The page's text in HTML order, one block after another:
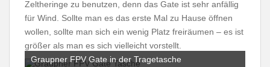
Zeltheringe zu benutzen, denn das Gate ist sehr anfällig
für Wind. Sollte man es das erste Mal zu Hause öffnen
wollen, sollte man sich ein wenig Platz freiräumen – es ist
größer als man es sich vielleicht vorstellt.
Graupner FPV Gate in der Tragetasche